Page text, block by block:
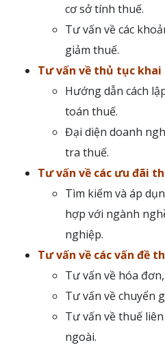
cơ sở tính thuế.
Tư vấn về các
giảm thuế.
Tư vấn về thủ tục khai
Hướng dẫn cách
toán thuế.
Đại diện doanh
tra thuế.
Tư vấn về các ưu đãi
Tìm kiếm và áp
hợp với ngành
nghiệp.
Tư vấn về các vấn đề
Tư vấn về hóa
Tư vấn về chuyển
Tư vấn về thuế
ngoài.